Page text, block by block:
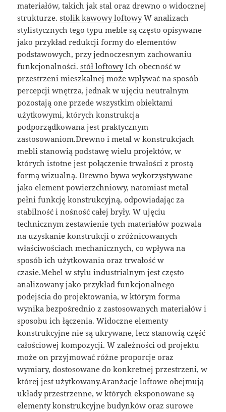
materiałów, takich jak stal oraz drewno o widocznej
strukturze.stolik kawowy loftowyW analizach
stylistycznych tego typu meble są często opisywane
jako przykład redukcji formy do elementów
podstawowych, przy jednoczesnym zachowaniu
funkcjonalności.stół loftowyIch obecność w
przestrzeni mieszkalnej może wpływać na sposób
percepcji wnętrza, jednak w ujęciu neutralnym
pozostają one przede wszystkim obiektami
użytkowymi, których konstrukcja
podporządkowana jest praktycznym
zastosowaniom.Drewno i metal w konstrukcjach
mebli stanowią podstawę wielu projektów, w
których istotne jest połączenie trwałości z prostą
formą wizualną. Drewno bywa wykorzystywane
jako element powierzchniowy, natomiast metal
pełni funkcję konstrukcyjną, odpowiadając za
stabilność i nośność całej bryły. W ujęciu
technicznym zestawienie tych materiałów pozwala
na uzyskanie konstrukcji o zróżnicowanych
właściwościach mechanicznych, co wpływa na
sposób ich użytkowania oraz trwałość w
czasie.Mebel w stylu industrialnym jest często
analizowany jako przykład funkcjonalnego
podejścia do projektowania, w którym forma
wynika bezpośrednio z zastosowanych materiałów i
sposobu ich łączenia. Widoczne elementy
konstrukcyjne nie są ukrywane, lecz stanowią część
całościowej kompozycji. W zależności od projektu
może on przyjmować różne proporcje oraz
wymiary, dostosowane do konkretnej przestrzeni, w
której jest użytkowany.Aranżacje loftowe obejmują
układy przestrzenne, w których eksponowane są
elementy konstrukcyjne budynków oraz surowe